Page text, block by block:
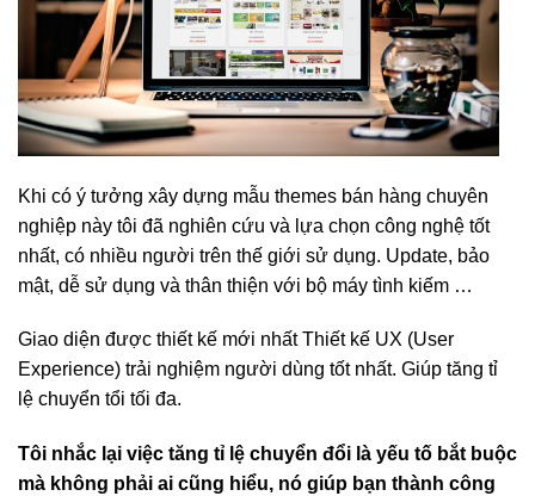
Khi có ý tưởng xây dựng mẫu themes bán hàng chuyên
nghiệp này tôi đã nghiên cứu và lựa chọn công nghệ tốt
nhất, có nhiều người trên thế giới sử dụng. Update, bảo
mật, dễ sử dụng và thân thiện với bộ máy tình kiếm …
Giao diện được thiết kế mới nhất Thiết kế UX (User
Experience) trải nghiệm người dùng tốt nhất. Giúp tăng tỉ
lệ chuyển tổi tối đa.
Tôi nhắc lại việc tăng tỉ lệ chuyển đổi là yếu tố bắt buộc
mà không phải ai cũng hiểu, nó giúp bạn thành công